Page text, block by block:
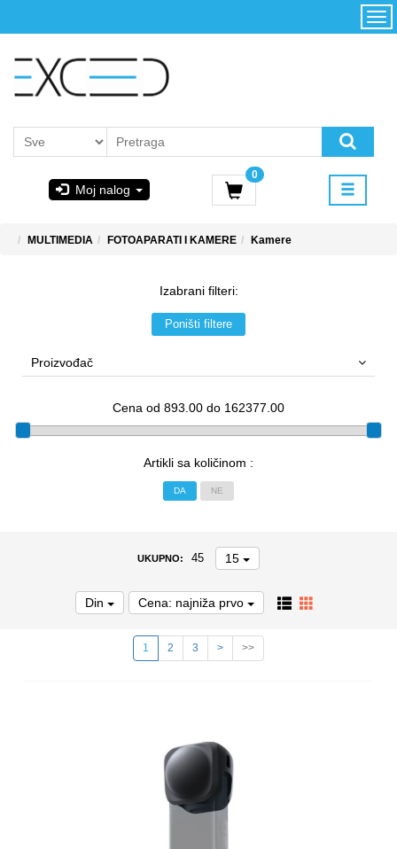
Moj nalog
0
Početna
korišćenja i
& STEAM
MULTIMEDIA FOTOAPARATI I KAMERE Kamere
Izabrani filteri:
Poništi filtere
Proizvođač
Cena od 893.00 do 162377.00
Artikli sa količinom :
DA NE
UKUPNO: 45 15
Din Cena: najniža prvo
1 2 3 > >>